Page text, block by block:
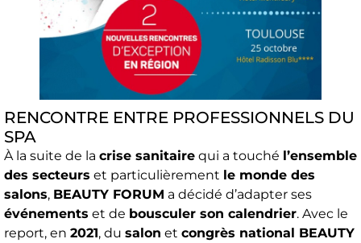
RENCONTRE ENTRE PROFESSIONNELS DU
SPA
À la suite de la crise sanitaire qui a touché l’ensemble
des secteurs et particulièrement le monde des
salons, BEAUTY FORUM a décidé d’adapter ses
événements et de bousculer son calendrier. Avec le
report, en 2021, du salon et congrès national BEAUTY